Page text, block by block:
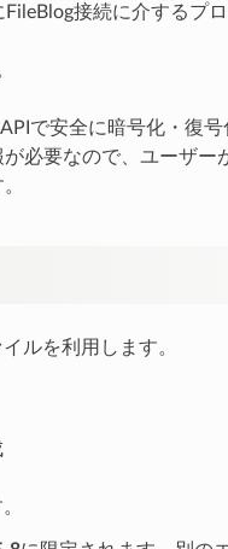
FileBlog接続に介するプ
で安全に暗号化・復
必要なので、ユーザ
ルを利用します。